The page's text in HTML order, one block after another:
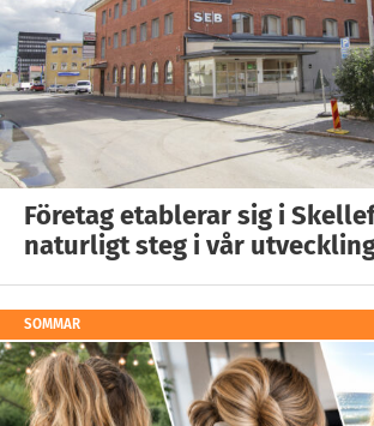
Företag etablerar sig i
naturligt steg i vår
SOMMAR